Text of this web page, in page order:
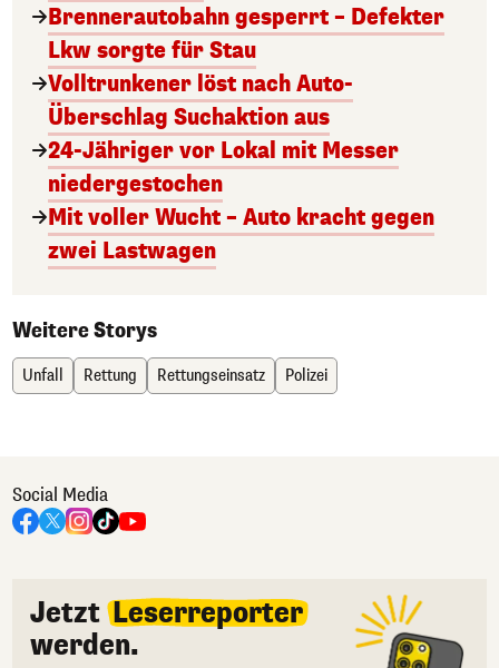
Brennerautobahn gesperrt – Defekter
Lkw sorgte für Stau
Volltrunkener löst nach Auto-
Überschlag Suchaktion aus
24-Jähriger vor Lokal mit Messer
niedergestochen
Mit voller Wucht – Auto kracht gegen
zwei Lastwagen
Weitere Storys
Unfall Rettung Rettungseinsatz Polizei
Social Media
Jetzt Leserreporter
werden.